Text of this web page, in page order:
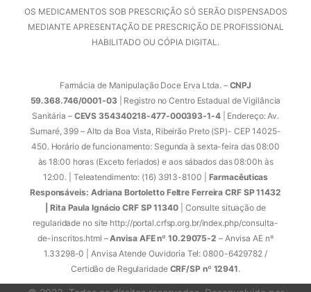
OS MEDICAMENTOS SOB PRESCRIÇÃO SÓ SERÃO DISPENSADOS
MEDIANTE APRESENTAÇÃO DE PRESCRIÇÃO DE PROFISSIONAL
HABILITADO OU CÓPIA DIGITAL.
Farmácia de Manipulação Doce Erva Ltda. – CNPJ
59.368.746/0001-03| Registro no Centro Estadual de Vigilância
Sanitária –CEVS 354340218-477-000393-1-4| Endereço: Av.
Sumaré, 399 – Alto da Boa Vista, Ribeirão Preto (SP)- CEP 14025-
450. Horário de funcionamento: Segunda à sexta-feira das 08:00
às 18:00 horas (Exceto feriados) e aos sábados das 08:00h às
12:00. | Teleatendimento: (16) 3913-8100 | Farmacêuticas
Responsáveis: Adriana Bortoletto Feltre Ferreira CRF SP 11432
| Rita Paula Ignácio CRF SP 11340 | Consulte situação de
regularidade no site http://portal.crfsp.org.br/index.php/consulta-
de-inscritos.html –Anvisa AFE nº 10.29075-2 – Anvisa AE nº
1.33298-0 | Anvisa Atende Ouvidoria Tel: 0800-6429782 /
Certidão de Regularidade CRF/SP nº 12941.